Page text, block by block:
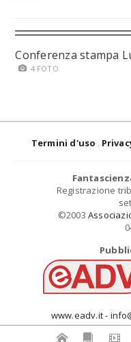
Conferenza stampa
4 FOTO
Termini d'uso
Registrazione
©2003
www.eadv.it -